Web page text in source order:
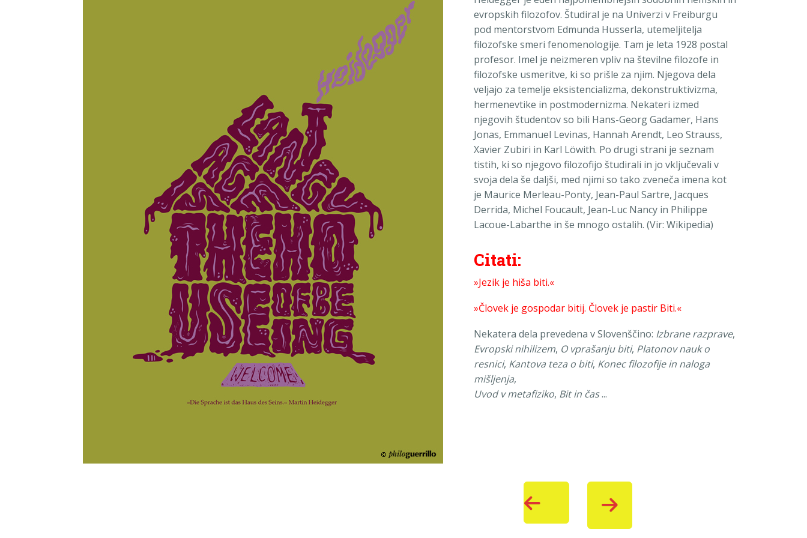
evropskih filozofov. Študiral je na Univerzi v Freiburgu
pod mentorstvom Edmunda Husserla, utemeljitelja
filozofske smeri fenomenologije. Tam je leta 1928 postal
profesor. Imel je neizmeren vpliv na številne filozofe in
filozofske usmeritve, ki so prišle za njim. Njegova dela
veljajo za temelje eksistencializma, dekonstruktivizma,
hermenevtike in postmodernizma. Nekateri izmed
njegovih študentov so bili Hans-Georg Gadamer, Hans
Jonas, Emmanuel Levinas, Hannah Arendt, Leo Strauss,
Xavier Zubiri in Karl Löwith. Po drugi strani je seznam
tistih, ki so njegovo filozofijo študirali in jo vključevali v
svoja dela še daljši, med njimi so tako zveneča imena kot
je Maurice Merleau-Ponty, Jean-Paul Sartre, Jacques
Derrida, Michel Foucault, Jean-Luc Nancy in Philippe
Lacoue-Labarthe in še mnogo ostalih. (Vir: Wikipedia)
Citati:
»Jezik je hiša biti.«
»Človek je gospodar bitij. Človek je pastir Biti.«
Nekatera dela prevedena v Slovenščino: Izbrane razprave,
Evropski nihilizem, O vprašanju biti, Platonov nauk o
resnici, Kantova teza o biti, Konec filozofije in naloga
mišljenja,
Uvod v metafiziko, Bit in čas...